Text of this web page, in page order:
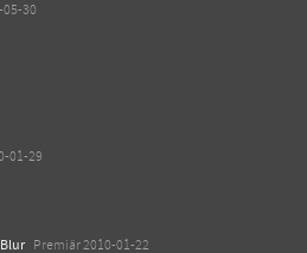
05-30
01-29
Premiär 2010-01-22